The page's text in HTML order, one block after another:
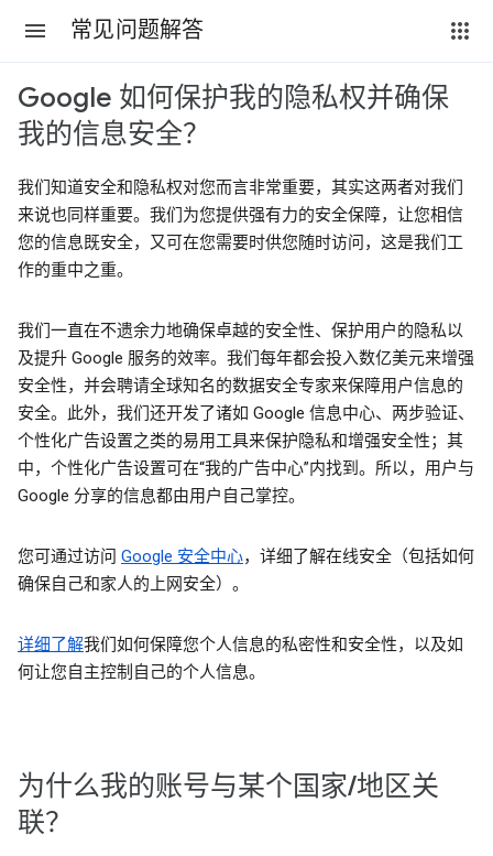
常见问题解答
Google 如何保护我的隐私权并确保
我的信息安全？
我们知道安全和隐私权对您而言非常重要，其实这两者对我们
来说也同样重要。我们为您提供强有力的安全保障，让您相信
您的信息既安全，又可在您需要时供您随时访问，这是我们工
作的重中之重。
我们一直在不遗余力地确保卓越的安全性、保护用户的隐私以
及提升 Google 服务的效率。我们每年都会投入数亿美元来增强
安全性，并会聘请全球知名的数据安全专家来保障用户信息的
安全。此外，我们还开发了诸如 Google 信息中心、两步验证、
个性化广告设置之类的易用工具来保护隐私和增强安全性；其
中，个性化广告设置可在“我的广告中心”内找到。所以，用户与
Google 分享的信息都由用户自己掌控。
您可通过访问 Google 安全中心，详细了解在线安全（包括如何
确保自己和家人的上网安全）。
详细了解我们如何保障您个人信息的私密性和安全性，以及如
何让您自主控制自己的个人信息。
为什么我的账号与某个国家/地区关
联？